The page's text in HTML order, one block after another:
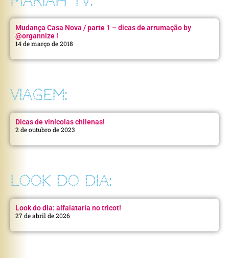
Mudança Casa Nova / parte 1 – dicas de arrumação by
@organnize !
14 de março de 2018
VIAGEM:
Dicas de vinícolas chilenas!
2 de outubro de 2023
LOOK DO DIA:
Look do dia: alfaiataria no tricot!
27 de abril de 2026